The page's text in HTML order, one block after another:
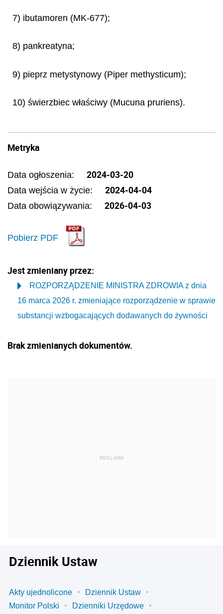
7) ibutamoren (MK-677);
8) pankreatyna;
9) pieprz metystynowy (Piper methysticum);
10) świerzbiec właściwy (Mucuna pruriens).
Metryka
Data ogłoszenia: 2024-03-20
Data wejścia w życie: 2024-04-04
Data obowiązywania: 2026-04-03
Pobierz PDF
Jest zmieniany przez:
ROZPORZĄDZENIE MINISTRA ZDROWIA z dnia
16 marca 2026 r. zmieniające rozporządzenie w sprawie
substancji wzbogacających dodawanych do żywności
Brak zmienianych dokumentów.
Dziennik Ustaw
Akty ujednolicone
Dziennik Ustaw
Monitor Polski
Dzienniki Urzędowe